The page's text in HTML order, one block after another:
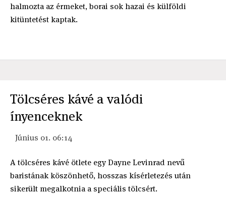
halmozta az érmeket, borai sok hazai és külföldi
kitüntetést kaptak.
Tölcséres kávé a valódi
ínyenceknek
Június 01. 06:14
A tölcséres kávé ötlete egy Dayne Levinrad nevű
baristának köszönhető, hosszas kísérletezés után
sikerült megalkotnia a speciális tölcsért.